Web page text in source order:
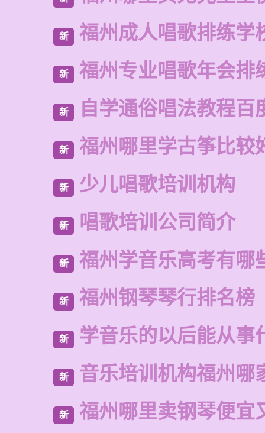
新 福州成人唱歌排练学
新 福州专业唱歌年会排
新 自学通俗唱法教程百
新 福州哪里学古筝比较
新 少儿唱歌培训机构
新 唱歌培训公司简介
新 福州学音乐高考有哪
新 福州钢琴琴行排名榜
新 学音乐的以后能从事
新 音乐培训机构福州哪
新 福州哪里卖钢琴便宜